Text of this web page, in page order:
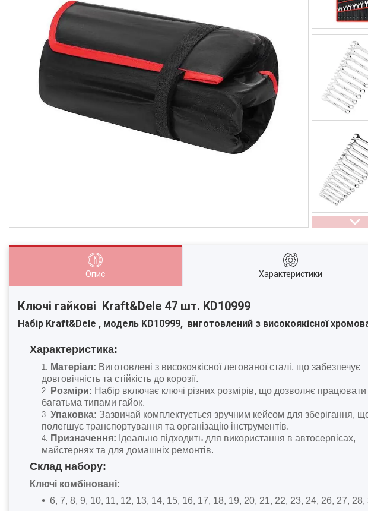
Опис Характеристики
Ключі гайкові Kraft&Dele 47 шт. KD10999
Набір Kraft&Dele , модель KD10999, виготовлений з високоякісної
Характеристика:
Матеріал: Виготовлені з високоякісної легованої сталі, що забезпечує
довговічність та стійкість до корозії.
Розміри: Набір включає ключі різних розмірів, що дозволяє працювати
багатьма типами гайок.
Упаковка: Зазвичай комплектується зручним кейсом для зберігання,
полегшує транспортування та організацію інструментів.
Призначення: Ідеально підходить для використання в автосервісах,
майстернях та для домашніх ремонтів.
Склад набору:
Ключі комбіновані:
6, 7, 8, 9, 10, 11, 12, 13, 14, 15, 16, 17, 18, 19, 20, 21, 22, 23, 24, 26, 27, 28,